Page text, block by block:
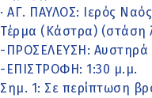
· ΑΓ. ΠΑΥΛΟΣ: Ιερός
Τέρμα (Κάστρα) (στάση
-ΠΡΟΣΕΛΕΥΣΗ: Αυστηρά
-ΕΠΙΣΤΡΟΦΗ: 1:30 μ.μ.
Σημ. 1: Σε περίπτωση